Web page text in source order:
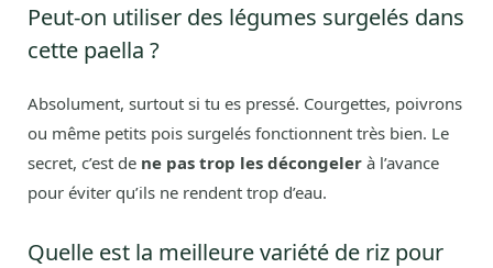
Peut-on utiliser des légumes surgelés dans
cette paella ?
Absolument, surtout si tu es pressé. Courgettes, poivrons
ou même petits pois surgelés fonctionnent très bien. Le
secret, c’est de ne pas trop les décongeler à l’avance
pour éviter qu’ils ne rendent trop d’eau.
Quelle est la meilleure variété de riz pour